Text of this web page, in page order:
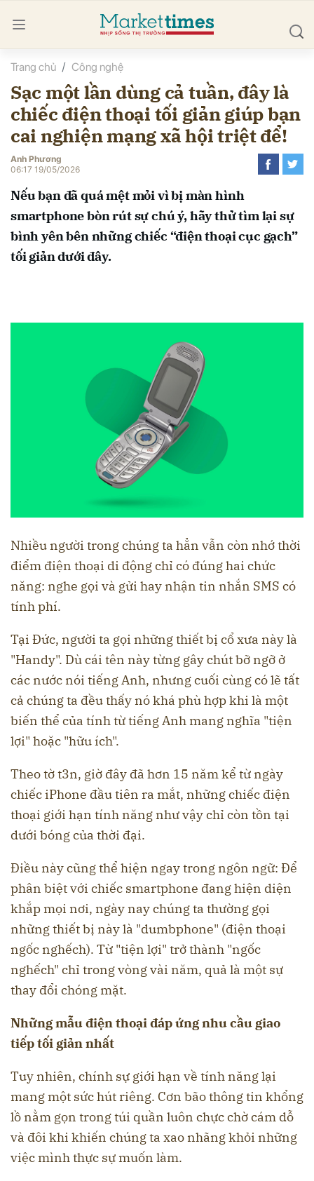
Trang chủ Công nghệ
Sạc một lần dùng cả tuần, đây là
chiếc điện thoại tối giản giúp bạn
cai nghiện mạng xã hội triệt để!
Anh Phương
06:17 19/05/2026
Nếu bạn đã quá mệt mỏi vì bị màn hình
smartphone bòn rút sự chú ý, hãy thử tìm lại sự
bình yên bên những chiếc “điện thoại cục gạch”
tối giản dưới đây.
Nhiều người trong chúng ta hẳn vẫn còn nhớ thời
điểm điện thoại di động chỉ có đúng hai chức
năng: nghe gọi và gửi hay nhận tin nhắn SMS có
tính phí.
Tại Đức, người ta gọi những thiết bị cổ xưa này là
"Handy". Dù cái tên này từng gây chút bỡ ngỡ ở
các nước nói tiếng Anh, nhưng cuối cùng có lẽ tất
cả chúng ta đều thấy nó khá phù hợp khi là một
biến thể của tính từ tiếng Anh mang nghĩa "tiện
lợi" hoặc "hữu ích".
Theo tờ t3n, giờ đây đã hơn 15 năm kể từ ngày
chiếc iPhone đầu tiên ra mắt, những chiếc điện
thoại giới hạn tính năng như vậy chỉ còn tồn tại
dưới bóng của thời đại.
Điều này cũng thể hiện ngay trong ngôn ngữ: Để
phân biệt với chiếc smartphone đang hiện diện
khắp mọi nơi, ngày nay chúng ta thường gọi
những thiết bị này là "dumbphone" (điện thoại
ngốc nghếch). Từ "tiện lợi" trở thành "ngốc
nghếch" chỉ trong vòng vài năm, quả là một sự
thay đổi chóng mặt.
Những mẫu điện thoại đáp ứng nhu cầu giao
tiếp tối giản nhất
Tuy nhiên, chính sự giới hạn về tính năng lại
mang một sức hút riêng. Cơn bão thông tin khổng
lồ nằm gọn trong túi quần luôn chực chờ cám dỗ
và đôi khi khiến chúng ta xao nhãng khỏi những
việc mình thực sự muốn làm.
luận
Hủy